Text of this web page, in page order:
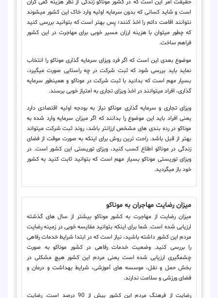
حقیقت امر این است که در کشور موناکو زندگی از نظر هزینه کمی ‎گران
است و شاید کسانی که بدون سرمایه اولیه وارد خاک این کشور می‎شوند
نتوانند اقامت دائم را اخذ کنند؛ پس بهتر است که بتوانید بررسی کنید
که چطور می‎توان با هزینه ارزان مسیر خوبی برای مهاجرت در این کشور
فراهم ساخت.
موضوع بعدی این است که اگر فرد ویزای سرمایه گذاری موناکو را انتخاب
نماید باید بررسی شود که ثبت شرکت در چه راستایی صورت می‎گیرد،
بسیار مهم است که بدانید با ثبت شرکت در موناکو و همینطور سرمایه
گذاری، افراد می‎توانند در اخذ ویزای تجاری به امتیاز خوبی برسند.
ویزای تجاری و سرمایه گذاری موناکو نیاز به بودجه اولیه اقتصادی دارد
یعنی افراد باید این موضوع را بدانند که اگر میزان سرمایه وارد شده به
موناکو در رده بندی های مشخص ارزانتر باشد، روند ثبت شرکت می‎تواند
بهتر از قبل باشد. راحت ترین روش برای اینکه به صورت موقت از فضای
زندگی در موناکو اطلاع کسب کنید، ویزای توریستی این کشور است. در
ویزای توریستی موناکو بسیار مهم است که بتوانید ثابت کنید به کشور
خود باز می‎گردید.
میزان رضایت مهاجران به موناکو
میزان رضایت از مهاجرت به کشور موناکو بیشتر از سال های گذشته
ارزیابی شده است. شما برای اینکه بتوانید مقایسه خوبی در زمینه رضایت
مردم این کشور داشته باشید، نیاز است که در ابتدا شرایط خدمات رفاهی
را بررسی کنید. وضعیت خدمات رفاهی در کشور موناکو به صورت
چشمگیری ارزیابی شده است یعنی مردم این کشور هیچ مشکلی در
بخش حمل و نقل، موسسه های آموزشی، شرایط بهداشت و درمان و
فضای ورزشی و سلامت ندارند.
رضایت از فرهنگ مردم این کشور بیش از 90 درصد است. رضایت